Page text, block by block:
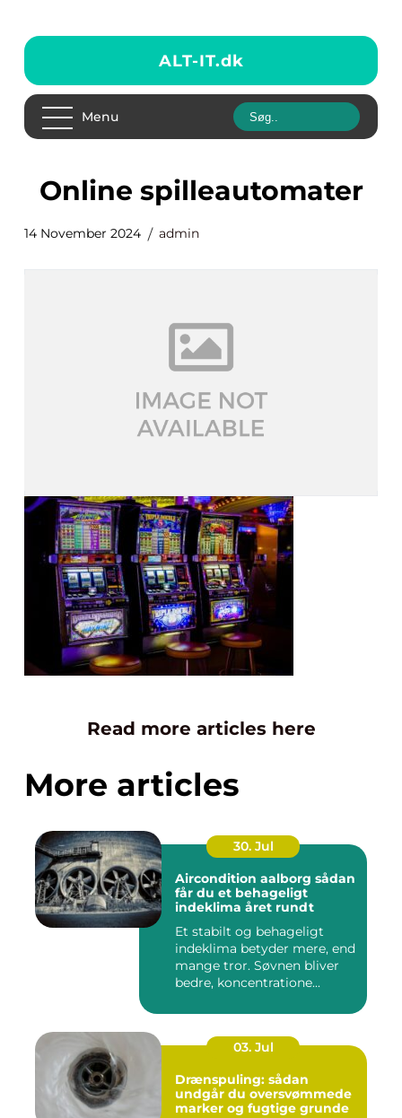
ALT-IT.dk
Menu
online spilleautomater
14 November 2024 admin
Read more articles here
More articles
30. Jul
Aircondition aalborg sådan
får du et behageligt
indeklima året rundt
Et stabilt og behageligt
indeklima betyder mere, end
mange tror. Søvnen bliver
bedre, koncentratione...
03. Jul
Drænspuling: sådan
undgår du oversvømmede
marker og fugtige grunde